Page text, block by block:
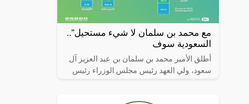
مع محمد بن سلمان لا شيء مستحيل”..
السعودية سوف
أطلق الأمير محمد بن سلمان بن عبد العزيز آل
سعود، ولي العهد رئيس مجلس الوزراء رئيس